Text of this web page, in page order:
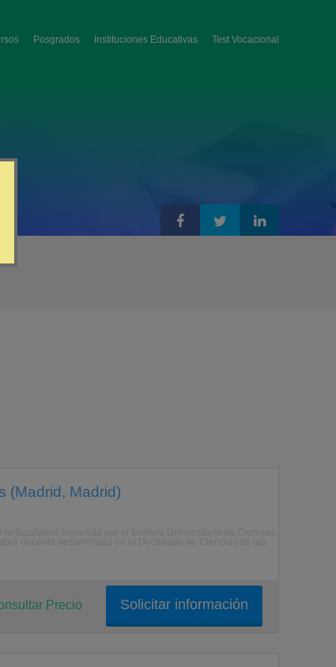
Posgrados Instituciones Educativas Test Vocacional
(Madrid, Madrid)
Solicitar información
Precio